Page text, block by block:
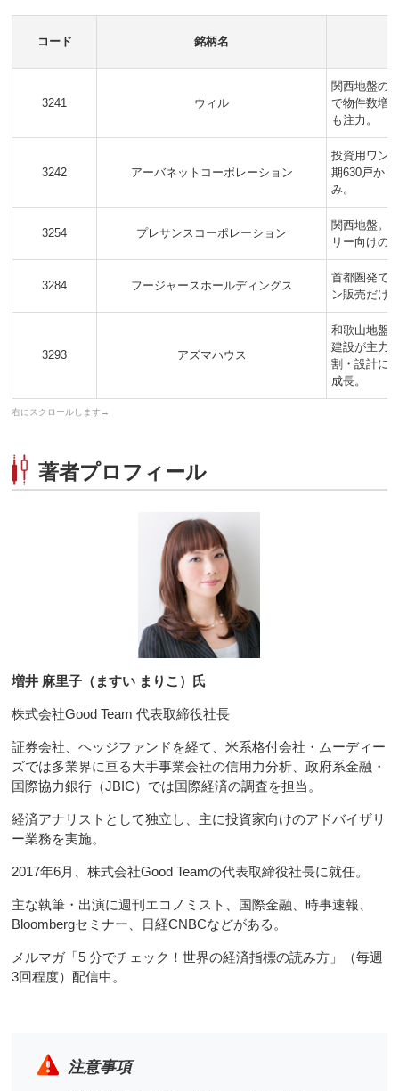
コード 銘柄名
3241 ウィル
関西地盤の
で物件数増
も注力。
3242 アーバネットコーポレーション
投資用ワン
期630戸か
み。
3254 プレサンスコーポレーション
関西地盤。
リー向けの
3284 フージャースホールディングス
首都圏発で
ン販売だけ
3293 アズマハウス
和歌山地盤
建設が主力
割・設計に
成長。
著者プロフィール
増井 麻里子（ますい まりこ）氏
株式会社Good Team 代表取締役社長
証券会社、ヘッジファンドを経て、米系格付会社・ムーディー
ズでは多業界に亘る大手事業会社の信用力分析、政府系金融・
国際協力銀行（JBIC）では国際経済の調査を担当。
経済アナリストとして独立し、主に投資家向けのアドバイザリ
ー業務を実施。
2017年6月、株式会社Good Teamの代表取締役社長に就任。
主な執筆・出演に週刊エコノミスト、国際金融、時事速報、
Bloombergセミナー、日経CNBCなどがある。
メルマガ「5 分でチェック！世界の経済指標の読み方」（毎週
3回程度）配信中。
注意事項